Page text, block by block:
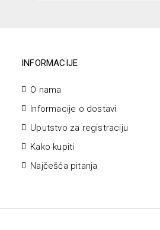
INFORMACIJE
O nama
Informacije o dostavi
Uputstvo za registraciju
Kako kupiti
Najčešća pitanja